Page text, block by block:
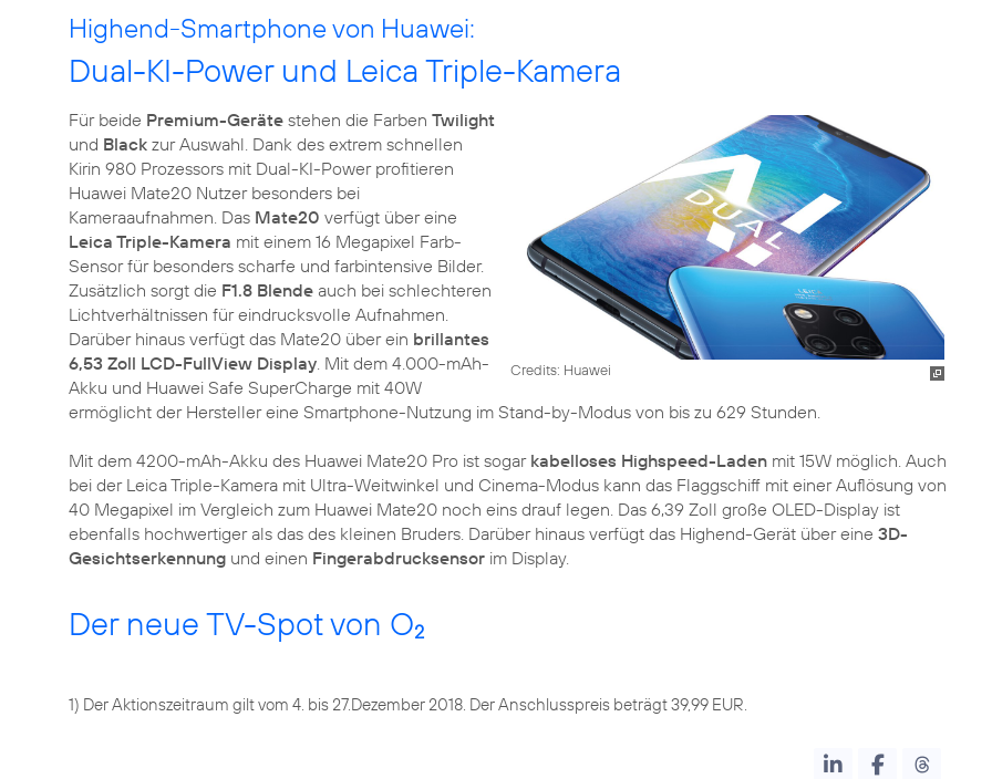
Highend-Smartphone von Huawei:
Dual-KI-Power und Leica Triple-Kamera
Credits: Huawei
Für beide Premium-Geräte stehen die Farben Twilight
und Black zur Auswahl. Dank des extrem schnellen
Kirin 980 Prozessors mit Dual-KI-Power profitieren
Huawei Mate20 Nutzer besonders bei
Kameraaufnahmen. Das Mate20 verfügt über eine
Leica Triple-Kamera mit einem 16 Megapixel Farb-
Sensor für besonders scharfe und farbintensive Bilder.
Zusätzlich sorgt die F1.8 Blende auch bei schlechteren
Lichtverhältnissen für eindrucksvolle Aufnahmen.
Darüber hinaus verfügt das Mate20 über ein brillantes
6,53 Zoll LCD-FullView Display. Mit dem 4.000-mAh-
Akku und Huawei Safe SuperCharge mit 40W
ermöglicht der Hersteller eine Smartphone-Nutzung im Stand-by-Modus von bis zu 629 Stunden.
Mit dem 4200-mAh-Akku des Huawei Mate20 Pro ist sogar kabelloses Highspeed-Laden mit 15W möglich. Auch
bei der Leica Triple-Kamera mit Ultra-Weitwinkel und Cinema-Modus kann das Flaggschiff mit einer Auflösung von
40 Megapixel im Vergleich zum Huawei Mate20 noch eins drauf legen. Das 6,39 Zoll große OLED-Display ist
ebenfalls hochwertiger als das des kleinen Bruders. Darüber hinaus verfügt das Highend-Gerät über eine 3D-
Gesichtserkennung und einen Fingerabdrucksensor im Display.
Der neue TV-Spot von O2
1) Der Aktionszeitraum gilt vom 4. bis 27.Dezember 2018. Der Anschlusspreis beträgt 39,99 EUR.